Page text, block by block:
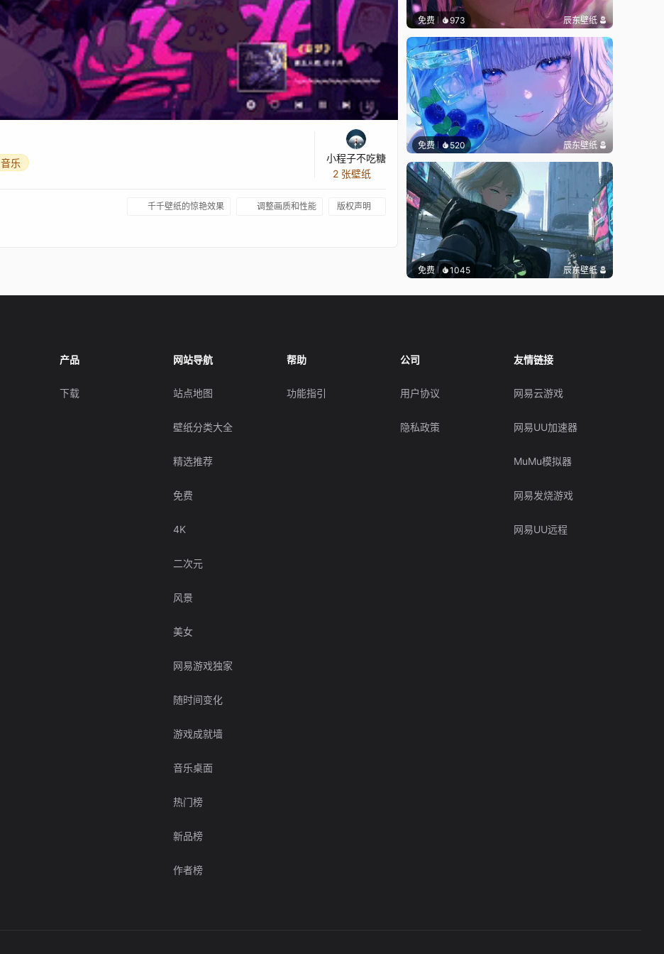
音乐
小程子不吃糖
2 张壁纸
千千壁纸的惊艳效果 调整画质和性能 版权声明
免费 973 辰东壁纸
免费 520 辰东壁纸
免费 1045 辰东壁纸
产品
下载
网站导航
站点地图
壁纸分类大全
精选推荐
免费
4K
二次元
风景
美女
网易游戏独家
随时间变化
游戏成就墙
音乐桌面
热门榜
新品榜
作者榜
帮助
功能指引
公司
用户协议
隐私政策
友情链接
网易云游戏
网易UU加速器
MuMu模拟器
网易发烧游戏
网易UU远程